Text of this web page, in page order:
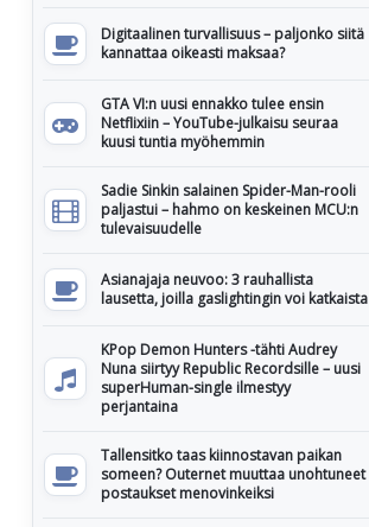
Digitaalinen turvallisuus – paljonko siitä
kannattaa oikeasti maksaa?
GTA VI:n uusi ennakko tulee ensin
Netflixiin – YouTube-julkaisu seuraa
kuusi tuntia myöhemmin
Sadie Sinkin salainen Spider-Man-rooli
paljastui – hahmo on keskeinen MCU:n
tulevaisuudelle
Asianajaja neuvoo: 3 rauhallista
lausetta, joilla gaslightingin voi katkaista
KPop Demon Hunters -tähti Audrey
Nuna siirtyy Republic Recordsille – uusi
superHuman-single ilmestyy
perjantaina
Tallensitko taas kiinnostavan paikan
someen? Outernet muuttaa unohtuneet
postaukset menovinkeiksi